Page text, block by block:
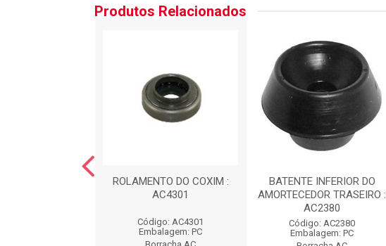
Produtos Relacionados
ROLAMENTO DO COXIM :
AC4301
Código: AC4301
Embalagem: PC
BATENTE INFERIOR DO
AMORTECEDOR TRASEIRO :
AC2380
Código: AC2380
Embalagem: PC